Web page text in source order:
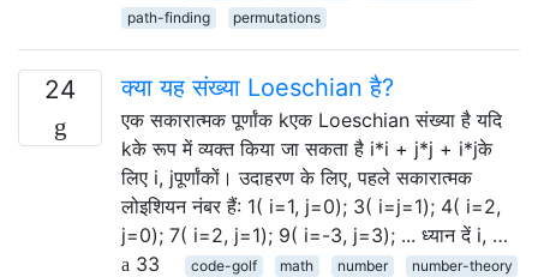
path-finding
permutations
24 क्या यह संख्या Loeschian है?
एक सकारात्मक पूर्णांक kएक Loeschian संख्या है यदि
kके रूप में व्यक्त किया जा सकता है i*i + j*j + i*jके
लिए i, jपूर्णांकों। उदाहरण के लिए, पहले सकारात्मक
लोइशियन नंबर हैं: 1( i=1, j=0); 3( i=j=1); 4( i=2,
j=0); 7( i=2, j=1); 9( i=-3, j=3); ... ध्यान दें i, …
33
code-golf math number
number-theory